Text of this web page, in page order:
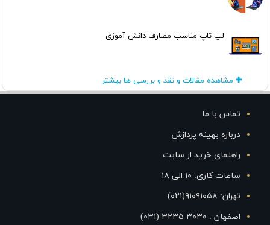
لپ تاپ مناسب مصارف دانش آموزی
مشاهده مقالات و نقد و بررسی ها بیشتر
تماس با ما
درباره بهینه پردازش
راهنمای خرید از سایت
ساعات کاری: ۱۰ الی ۱۸
تهران: ۹۱۰۹۱۰۵۸(۰۲۱)
اصفهان : ۳۰۳۰ ۳۲۳۵ (۰۳۱)